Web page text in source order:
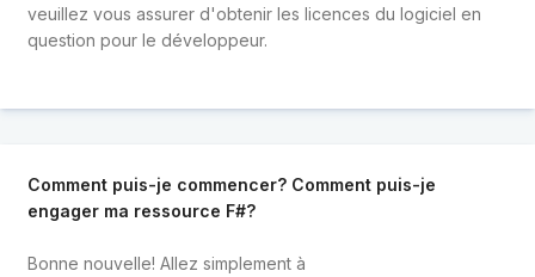
veuillez vous assurer d'obtenir les licences du logiciel en
question pour le développeur.
Comment puis-je commencer? Comment puis-je
engager ma ressource F#?
Bonne nouvelle! Allez simplement à